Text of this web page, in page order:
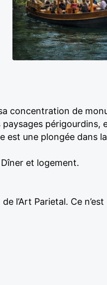
concentration de
une plongée dans
et logement.
l’Art Parietal. Ce